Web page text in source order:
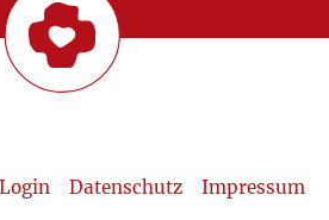
Login Datenschutz Impressum